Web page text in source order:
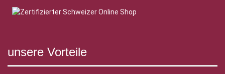
unsere Vorteile